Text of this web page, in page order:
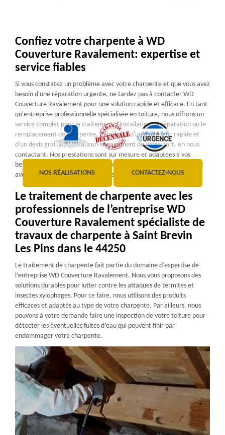
NOS RÉALISATIONS CONTACTEZ-NOUS
Confiez votre charpente à WD
Couverture Ravalement: expertise et
service fiables
Si vous constatez un problème avec votre charpente et que vous avez
besoin d'une réparation urgente, ne tardez pas à contacter WD
Couverture Ravalement pour une solution rapide et efficace. En tant
qu'entreprise professionnelle spécialisée en toiture, nous offrons un
service complet pour le traitement, l'installation, la réparation ou le
remplacement de charpente. Bénéficiez d'un diagnostic rapide et
d'un devis gratuit, sans aucun engagement de votre part, en nous
contactant. Nos prestations sont sur mesure et adaptées à vos
besoins spécifiques. Avec WD Couverture Ravalement, vous pouvez
avoir confiance en une expertise fiable!
Le traitement de charpente avec les
professionnels de l’entreprise WD
Couverture Ravalement spécialiste de
travaux de charpente à Saint Brevin
Les Pins dans le 44250
Le traitement de charpente fait partie du domaine d’expertise de
l’entreprise WD Couverture Ravalement. Nous vous proposons des
solutions durables pour lutter contre les attaques de termites et
insectes xylophages. Pour ce faire, nous utilisons des produits
efficaces et adaptés au type de votre charpente. Par ailleurs, nous
pouvons à votre demande faire une inspection de votre toiture pour
détecter les éventuelles fuites d’eau qui peuvent finir par
endommager votre charpente.